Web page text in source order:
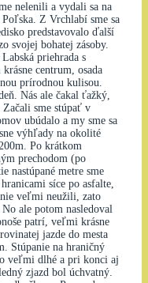
nelenili a vydali sa na
Z Vrchlabí sme sa
predstavovalo ďalší
svojej bohatej zásoby.
priehrada s
centrum, osada
prírodnou kulisou.
Nás ale čakal ťažký,
sme stúpať v
ubúdalo a my sme sa
výhľady na okolité
Po krátkom
prechodom (po
nastúpané metre sme
síce po asfalte,
veľmi neužili, zato
ale potom nasledoval
patrí, veľmi krásne
jazde do mesta
Stúpanie na hraničný
veľmi dlhé a pri konci aj
zjazd bol úchvatný.